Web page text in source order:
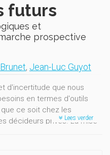
futurs
et
prospective
, Jean-Luc Guyot
d'incertitude que nous
en termes d'outils
ce soit chez les
décideurs privés. La mise
Lees verder